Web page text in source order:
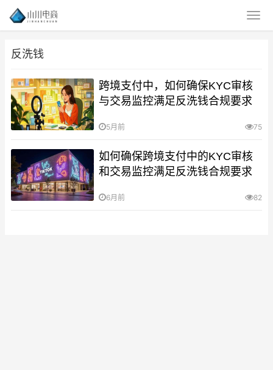
反洗钱
跨境支付中，如何确保KYC审核
与交易监控满足反洗钱合规要求
5月前 75
如何确保跨境支付中的KYC审核
和交易监控满足反洗钱合规要求
6月前 82